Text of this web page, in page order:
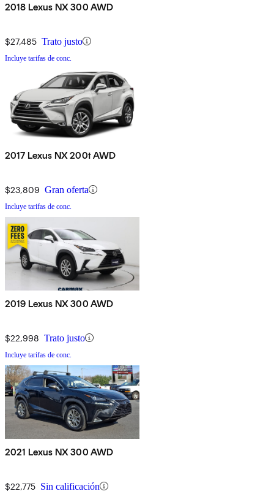
2018 Lexus NX 300 AWD
$27,485 Trato justo
Incluye tarifas de conc.
2017 Lexus NX 200t AWD
$23,809 Gran oferta
Incluye tarifas de conc.
2019 Lexus NX 300 AWD
$22,998 Trato justo
Incluye tarifas de conc.
2021 Lexus NX 300 AWD
$22,775 Sin calificación